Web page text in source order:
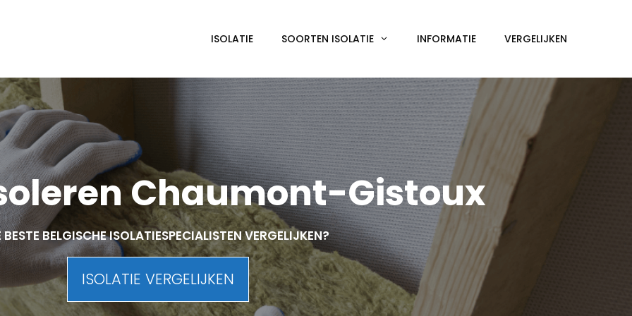
ISOLATIE SOORTEN ISOLATIE INFORMATIE VERGELIJKEN
Chaumont-Gistoux
BESTE BELGISCHE ISOLATIESPECIALISTEN VERGELIJKEN?
ISOLATIE VERGELIJKEN